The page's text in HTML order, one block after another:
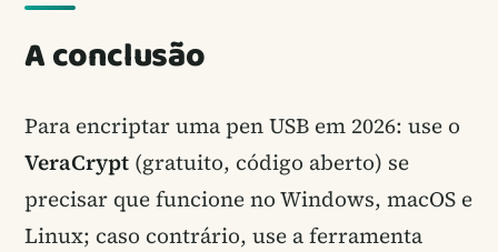
A conclusão
Para encriptar uma pen USB em 2026: use o
VeraCrypt (gratuito, código aberto) se
precisar que funcione no Windows, macOS e
Linux; caso contrário, use a ferramenta